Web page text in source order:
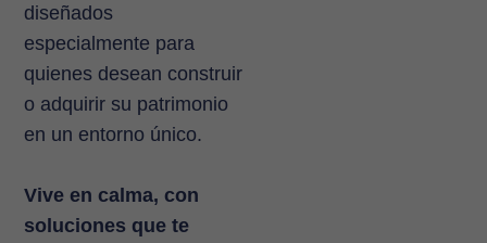
diseñados
especialmente para
quienes desean construir
o adquirir su patrimonio
en un entorno único.
Vive en calma, con
soluciones que te